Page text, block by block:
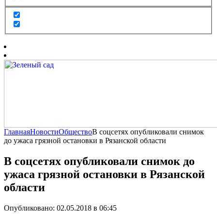
ГлавнаяНовостиОбществоВ соцсетях опубликовали снимок
до ужаса грязной остановки в Рязанской области
В соцсетях опубликовали снимок до
ужаса грязной остановки в Рязанской
области
Опубликовано: 02.05.2018 в 06:45